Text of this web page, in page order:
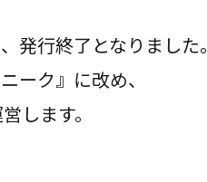
発行終了となりました。
ーク』に改め、
します。